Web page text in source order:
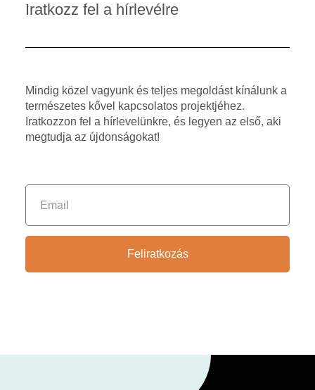
Iratkozz fel a hírlevélre
Mindig közel vagyunk és teljes megoldást kínálunk a
természetes kővel kapcsolatos projektjéhez.
Iratkozzon fel a hírlevelünkre, és legyen az első, aki
megtudja az újdonságokat!
Feliratkozás